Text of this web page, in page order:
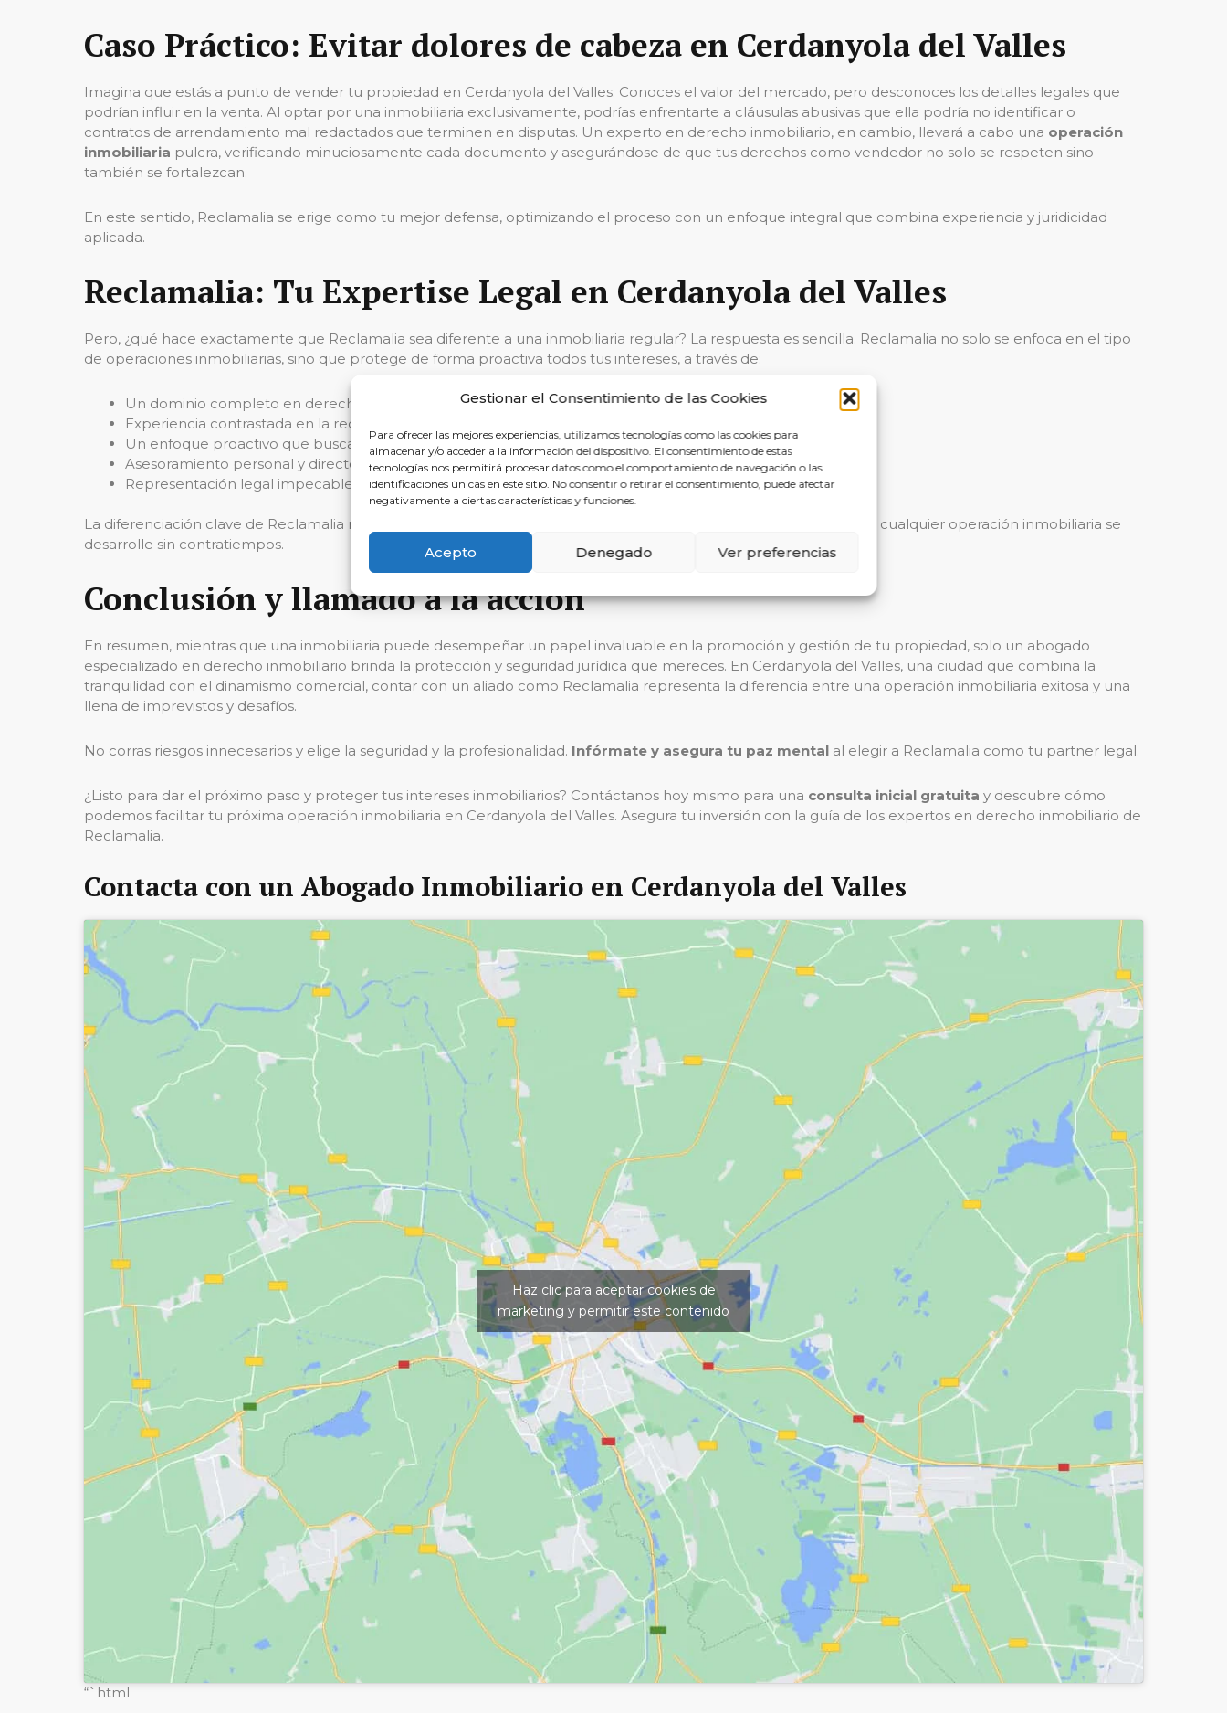
Gestionar el Consentimiento de las Cookies
Para ofrecer las mejores experiencias, utilizamos tecnologías como las cookies para
almacenar y/o acceder a la información del dispositivo. El consentimiento de estas
tecnologías nos permitirá procesar datos como el comportamiento de navegación o las
identificaciones únicas en este sitio. No consentir o retirar el consentimiento, puede afectar
negativamente a ciertas características y funciones.
Acepto Denegado Ver preferencias
Caso Práctico: Evitar dolores de cabeza en Cerdanyola del Valles
Imagina que estás a punto de vender tu propiedad en Cerdanyola del Valles. Conoces el valor del mercado, pero desconoces los detalles legales que
podrían influir en la venta. Al optar por una inmobiliaria exclusivamente, podrías enfrentarte a cláusulas abusivas que ella podría no identificar o
contratos de arrendamiento mal redactados que terminen en disputas. Un experto en derecho inmobiliario, en cambio, llevará a cabo una operación
inmobiliaria pulcra, verificando minuciosamente cada documento y asegurándose de que tus derechos como vendedor no solo se respeten sino
también se fortalezcan.
En este sentido, Reclamalia se erige como tu mejor defensa, optimizando el proceso con un enfoque integral que combina experiencia y juridicidad
aplicada.
Reclamalia: Tu Expertise Legal en Cerdanyola del Valles
Pero, ¿qué hace exactamente que Reclamalia sea diferente a una inmobiliaria regular? La respuesta es sencilla. Reclamalia no solo se enfoca en el tipo
de operaciones inmobiliarias, sino que protege de forma proactiva todos tus intereses, a través de:
Un dominio completo en derecho civil y derecho inmobiliario.
Experiencia contrastada en la redacción de contratos detallados y a medida para cada cliente.
Un enfoque proactivo que busca
evitar problemas en compraventaantes de que surjan.
Asesoramiento personal y directo para responder a todas tus preocupaciones legales.
Representación legal impecable en caso de disputas.
La diferenciación clave de Reclamalia radica en su capacidad para anticiparse a los problemas, lo que permite que cualquier operación inmobiliaria se
desarrolle sin contratiempos.
Conclusión y llamado a la acción
En resumen, mientras que una inmobiliaria puede desempeñar un papel invaluable en la promoción y gestión de tu propiedad, solo un abogado
especializado en derecho inmobiliario brinda la protección y seguridad jurídica que mereces. En Cerdanyola del Valles, una ciudad que combina la
tranquilidad con el dinamismo comercial, contar con un aliado como Reclamalia representa la diferencia entre una operación inmobiliaria exitosa y una
llena de imprevistos y desafíos.
No corras riesgos innecesarios y elige la seguridad y la profesionalidad. Infórmate y asegura tu paz mental al elegir a Reclamalia como tu partner legal.
¿Listo para dar el próximo paso y proteger tus intereses inmobiliarios? Contáctanos hoy mismo para una consulta inicial gratuita y descubre cómo
podemos facilitar tu próxima operación inmobiliaria en Cerdanyola del Valles. Asegura tu inversión con la guía de los expertos en derecho inmobiliario de
Reclamalia.
Contacta con un Abogado Inmobiliario en Cerdanyola del Valles
Haz clic para aceptar cookies de
marketing y permitir este contenido
“`html